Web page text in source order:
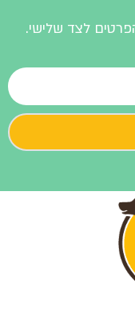
לצד שלישי.